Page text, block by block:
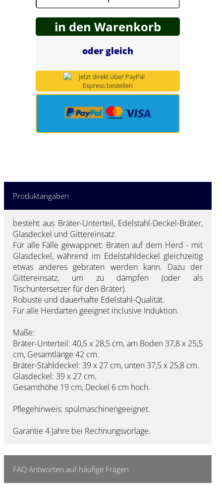
in den Warenkorb
oder gleich
Produktangaben
besteht aus Bräter-Unterteil, Edelstahl-Deckel-Bräter,
Glasdeckel und Gittereinsatz.
Für alle Fälle gewappnet: Braten auf dem Herd - mit
Glasdeckel, während im Edelstahldeckel gleichzeitig
etwas anderes gebraten werden kann. Dazu der
Gittereinsatz, um zu dämpfen (oder als
Tischuntersetzer für den Bräter).
Robuste und dauerhafte Edelstahl-Qualität.
Für alle Herdarten geeignet inclusive Induktion.
Maße:
Bräter-Unterteil: 40,5 x 28,5 cm, am Boden 37,8 x 25,5
cm, Gesamtlänge 42 cm.
Bräter-Stahldeckel: 39 x 27 cm, unten 37,5 x 25,8 cm.
Glasdeckel: 39 x 27 cm.
Gesamthöhe 19 cm, Deckel 6 cm hoch.
Pflegehinweis: spülmaschinengeeignet.
Garantie 4 Jahre bei Rechnungsvorlage.
FAQ Antworten auf häufige Fragen